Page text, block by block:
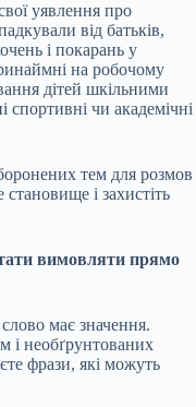
уявлення про
від батьків,
і покарань у
на робочому
дітей шкільними
спортивні чи академічні
тем для розмов
і захистіть
вимовляти прямо
має значення.
і необґрунтованих
фрази, які можуть